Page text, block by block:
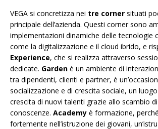
VEGA si concretizza nei tre corner situati
principale dell’azienda. Questi corner sono
implementazioni dinamiche delle tecnologie
come la digitalizzazione e il cloud ibrido, e
Experience, che si realizza attraverso
dedicate. Garden è un ambiente di
tra dipendenti, clienti e partner, è
socializzazione e di crescita sociale, un
crescita di nuovi talenti grazie allo scambio
conoscenze. Academy è formazione,
fortemente nell’istruzione dei giovani,